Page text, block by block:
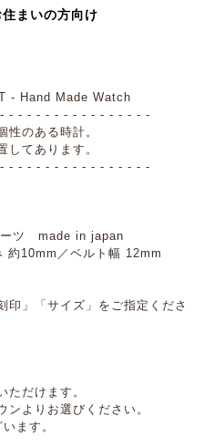
まいの方向け
- Hand Made Watch
- - - - - - - - - - - - - - - -
性のある時計。
してあります。
- - - - - - - - - - - - - - - -
ーツ made in japan
約10mm／ベルト幅 12mm
印」「サイズ」をご指定くださ
ただけます。
ンよりお選びください。
ます。